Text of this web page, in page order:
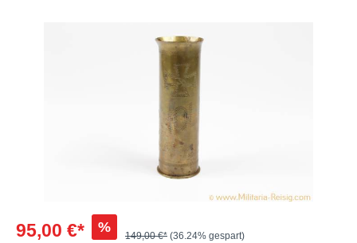
95,00 €* %
149,00 €* (36.24% gespart)